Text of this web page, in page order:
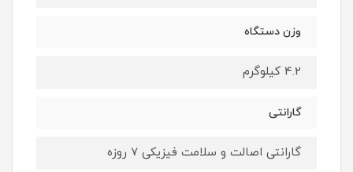
وزن دستگاه
4.2 کیلوگرم
گارانتی
گارانتی اصالت و سلامت فیزیکی 7 روزه